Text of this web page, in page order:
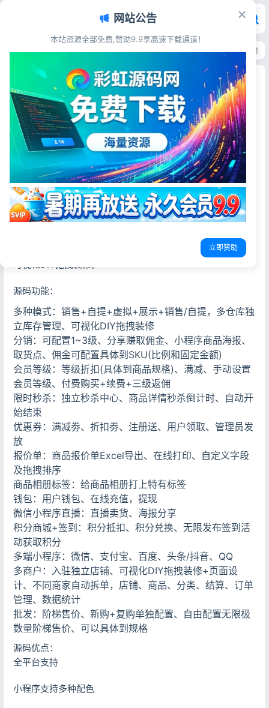
首页>源码资源>电子商务>ShopXO开源电商系统源码 企业级B2C全平台免
ShopXO开源电商系统源码 企业级B2C全平台免费
商城源码
彩虹源码网
2026-05-23 12阅读
源码简介
ShopXO开源电商系统，国内领先企业级。支持PC+H5、支
付宝小程序、微信小程序、百度小程序、头条&抖音小程序、
QQ小程序、APP等…
支持多仓库、多商户模式运营（组件插件化、即插即用），
源码功能：
多种模式：销售+自提+虚拟+展示+销售/自提，多仓库独
立库存管理、可视化DIY拖拽装修
分销：可配置1~3级、分享赚取佣金、小程序商品海报、
取货点、佣金可配置具体到SKU(比例和固定金额)
会员等级：等级折扣(具体到商品规格)、满减、手动设置
会员等级、付费购买+续费+三级返佣
限时秒杀：独立秒杀中心、商品详情秒杀倒计时、自动开
始结束
优惠券：满减劵、折扣劵、注册送、用户领取、管理员发
放
报价单：商品报价单Excel导出、在线打印、自定义字段
及拖拽排序
商品相册标签：给商品相册打上特有标签
钱包：用户钱包、在线充值，提现
微信小程序直播：直播卖货、海报分享
积分商城+签到：积分抵扣、积分兑换、无限发布签到活
动获取积分
多端小程序：微信、支付宝、百度、头条/抖音、QQ
多商户：入驻独立店铺、可视化DIY拖拽装修+页面设
计、不同商家自动拆单，店铺、商品、分类、结算、订单
管理、数据统计
批发：阶梯售价、新购+复购单独配置、自由配置无限极
数量阶梯售价、可以具体到规格
源码优点：
全平台支持
小程序支持多种配色
网站公告
本站资源全部免费,赞助9.9享高速下载通道！
立即赞助